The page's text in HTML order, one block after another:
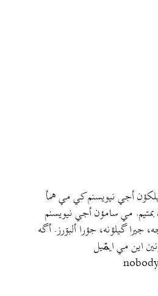
شفاهی شبه‌مکتوب که در…
أجي نيويسنم کي مي همأ
مي سامؤن أجي نيويسنم
جيرا گيلؤنه، جؤرا ألبۊرز. أگه
اين مي ايمٚیل‌